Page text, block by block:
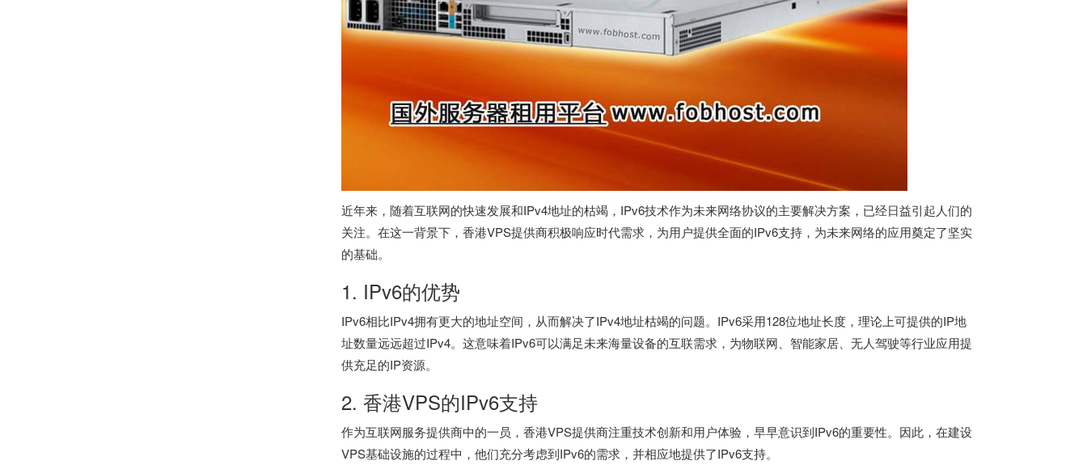
近年来，随着互联网的快速发展和IPv4地址的枯竭，IPv6技术作为未来网络协议的主要解决方案，已经日益引起人们的
关注。在这一背景下，香港VPS提供商积极响应时代需求，为用户提供全面的IPv6支持，为未来网络的应用奠定了坚实
的基础。
1. IPv6的优势
IPv6相比IPv4拥有更大的地址空间，从而解决了IPv4地址枯竭的问题。IPv6采用128位地址长度，理论上可提供的IP地
址数量远远超过IPv4。这意味着IPv6可以满足未来海量设备的互联需求，为物联网、智能家居、无人驾驶等行业应用提
供充足的IP资源。
2. 香港VPS的IPv6支持
作为互联网服务提供商中的一员，香港VPS提供商注重技术创新和用户体验，早早意识到IPv6的重要性。因此，在建设
VPS基础设施的过程中，他们充分考虑到IPv6的需求，并相应地提供了IPv6支持。